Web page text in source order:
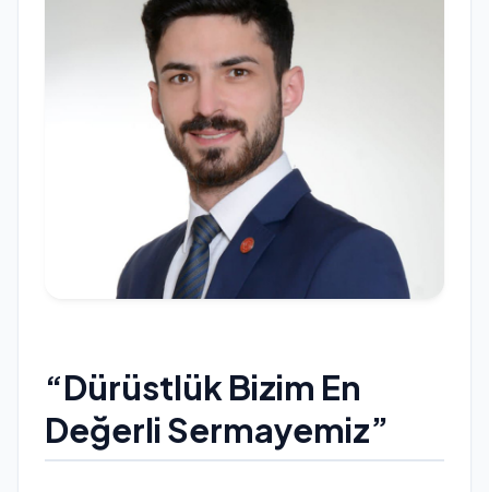
“Dürüstlük Bizim En
Değerli Sermayemiz”